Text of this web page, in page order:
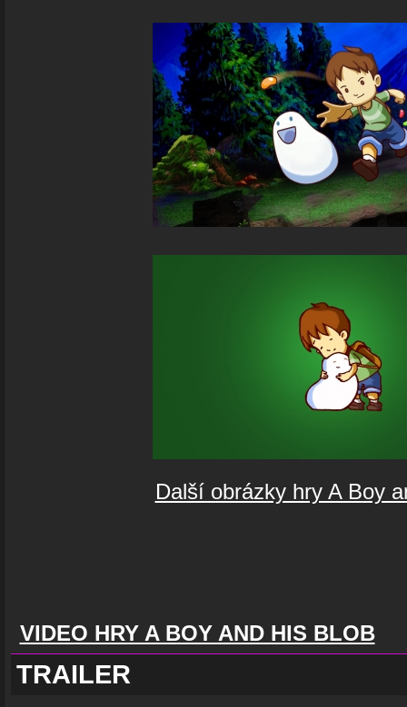
Další obrázky hry A Boy
VIDEO HRY A BOY AND HIS BLOB
TRAILER